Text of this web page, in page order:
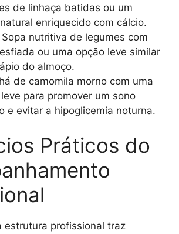
de linhaça batidas ou um
enriquecido com cálcio.
Sopa nutritiva de legumes com
ou uma opção leve similar
do almoço.
de camomila morno com uma
para promover um sono
e evitar a hipoglicemia noturna.
Práticos do
estrutura profissional traz